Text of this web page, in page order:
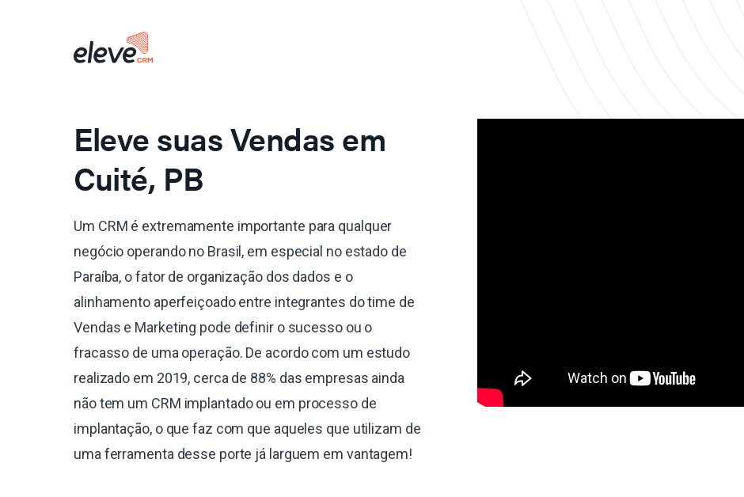
Eleve suas Vendas em
Cuité, PB
Um CRM é extremamente importante para qualquer
negócio operando no Brasil, em especial no estado de
Paraíba, o fator de organização dos dados e o
alinhamento aperfeiçoado entre integrantes do time de
Vendas e Marketing pode definir o sucesso ou o
fracasso de uma operação. De acordo com um estudo
realizado em 2019, cerca de 88% das empresas ainda
não tem um CRM implantado ou em processo de
implantação, o que faz com que aqueles que utilizam de
uma ferramenta desse porte já larguem em vantagem!